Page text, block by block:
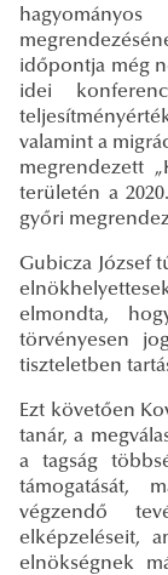
időpontja még
idei
valamint a
megrendezett
területén a
győri
Gubicza József
elmondta,
törvényesen
tiszteletben
Ezt követően
tanár, a
a tagság
támogatását,
végzendő
elképzeléseit,
elnökségnek